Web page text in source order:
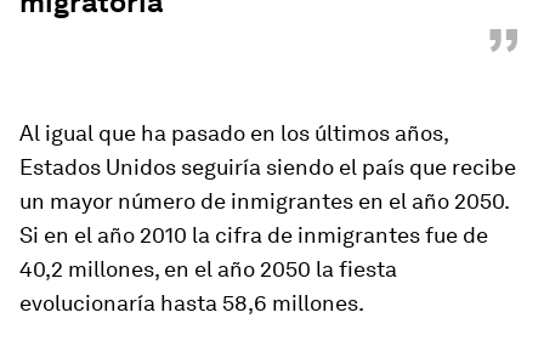
”
Al igual que ha pasado en los últimos años,
Estados Unidos seguiría siendo el país que recibe
un mayor número de inmigrantes en el año 2050.
Si en el año 2010 la cifra de inmigrantes fue de
40,2 millones, en el año 2050 la fiesta
evolucionaría hasta 58,6 millones.